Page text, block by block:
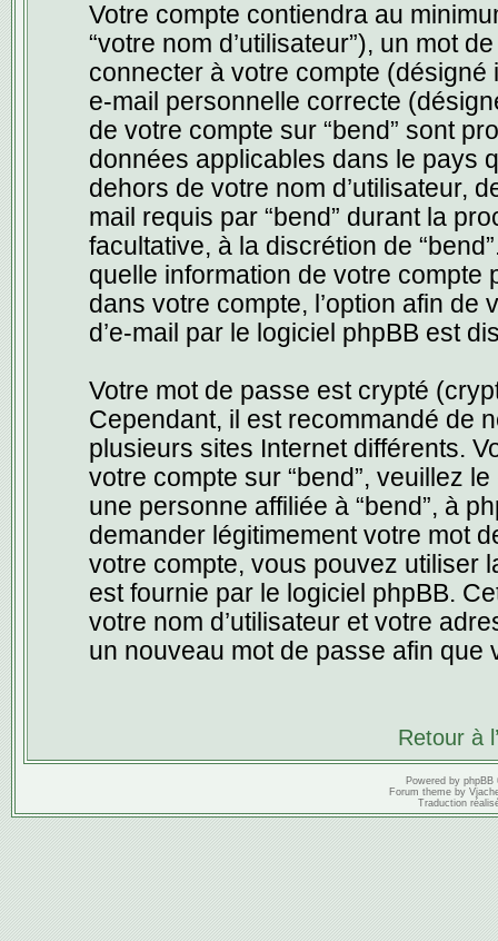
Votre compte contiendra au
“votre nom d’utilisateur”), un mot
connecter à votre compte (désigné
e-mail personnelle correcte
de votre compte sur “bend” sont
données applicables dans le pays
dehors de votre nom d’utilisateur,
mail requis par “bend” durant la
facultative, à la discrétion de
quelle information de votre compte
dans votre compte, l’option afin de
d’e-mail par le logiciel phpBB est
Votre mot de passe est crypté
Cependant, il est recommandé de
plusieurs sites Internet différents.
votre compte sur “bend”, veuillez
une personne affiliée à “bend”, à
demander légitimement votre mot
votre compte, vous pouvez utiliser
est fournie par le logiciel phpBB.
votre nom d’utilisateur et votre
un nouveau mot de passe afin
Retour à
Powered by phpBB
Forum theme by
Traduction